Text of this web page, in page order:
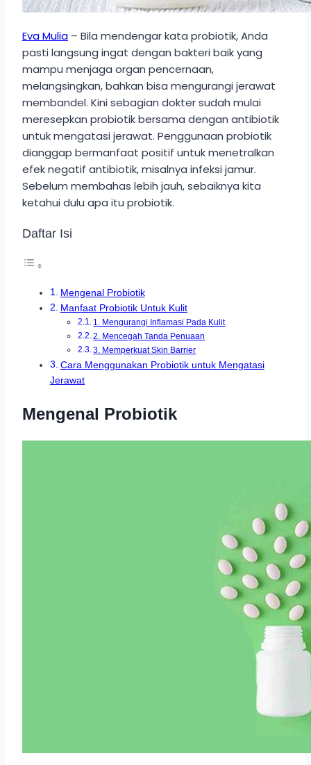
Eva Mulia – Bila mendengar kata probiotik, Anda
pasti langsung ingat dengan bakteri baik yang
mampu menjaga organ pencernaan,
melangsingkan, bahkan bisa mengurangi jerawat
membandel. Kini sebagian dokter sudah mulai
meresepkan probiotik bersama dengan antibiotik
untuk mengatasi jerawat. Penggunaan probiotik
dianggap bermanfaat positif untuk menetralkan
efek negatif antibiotik, misalnya infeksi jamur.
Sebelum membahas lebih jauh, sebaiknya kita
ketahui dulu apa itu probiotik.
Daftar Isi
Mengenal Probiotik
Manfaat Probiotik Untuk Kulit
1. Mengurangi Inflamasi Pada Kulit
2. Mencegah Tanda Penuaan
3. Memperkuat Skin Barrier
Cara Menggunakan Probiotik untuk Mengatasi
Jerawat
Mengenal Probiotik